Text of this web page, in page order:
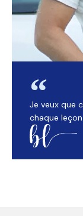
Je veux que
chaque leçon.